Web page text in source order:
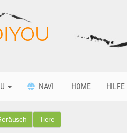
NAVI HOME HILFE
Tiere